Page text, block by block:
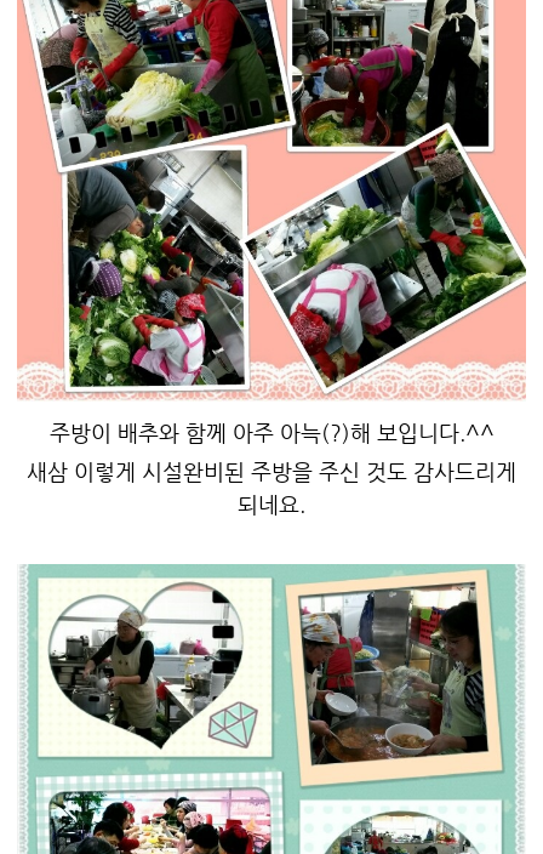
주방이 배추와 함께 아주 아늑(?)해 보입니다.^^
새삼 이렇게 시설완비된 주방을 주신 것도 감사드리게
되네요.